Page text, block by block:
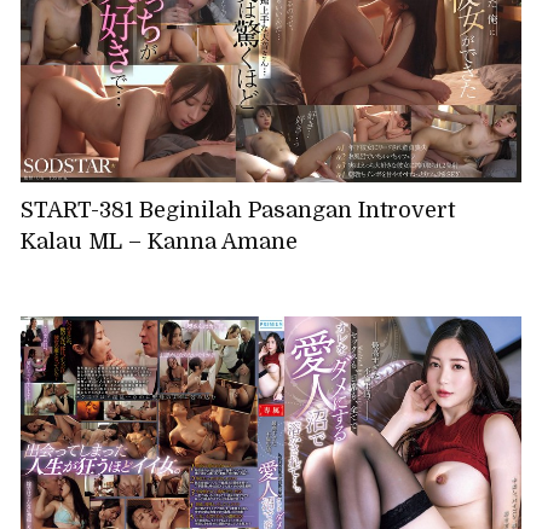
START-381 Beginilah Pasangan Introvert
Kalau ML – Kanna Amane